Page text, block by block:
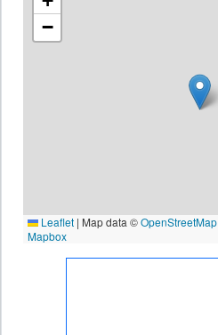
−
Leaflet | Map data ©OpenStreetMap
Mapbox